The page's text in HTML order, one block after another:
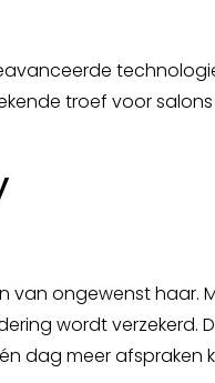
troef voor salons
van ongewenst
wordt verzekerd.
dag meer afspraken